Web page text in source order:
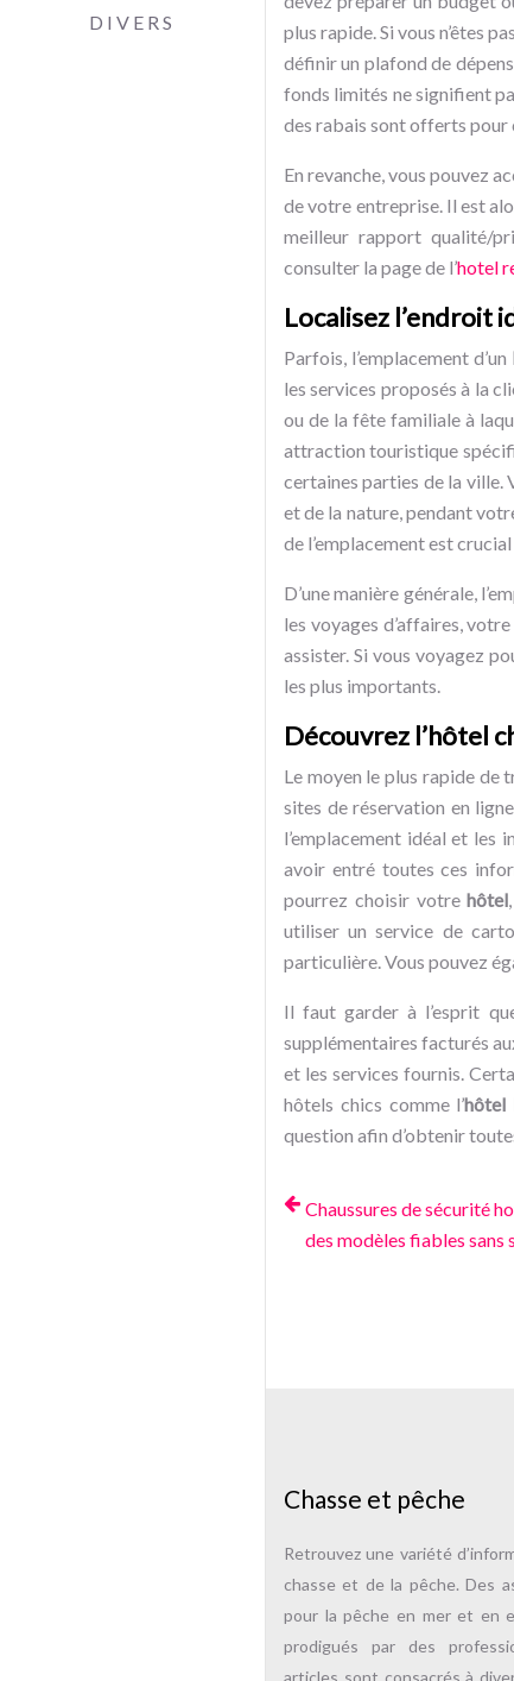
DIVERS
plus rapide. Si vous n’êtes
définir un plafond de
fonds limités ne signifient
des rabais sont offerts
En revanche, vous pouvez
de votre entreprise. Il est
meilleur rapport qualité/
consulter la page de l’hotel
Localisez l’endroit
Parfois, l’emplacement d’un
les services proposés à la
ou de la fête familiale à
attraction touristique
certaines parties de la ville.
et de la nature, pendant
de l’emplacement est
D’une manière générale,
les voyages d’affaires,
assister. Si vous voyagez
les plus importants.
Découvrez l’hôtel
Le moyen le plus rapide de
sites de réservation en
l’emplacement idéal et les
avoir entré toutes ces
pourrez choisir votrehôtel
utiliser un service de
particulière. Vous pouvez
Il faut garder à l’esprit
supplémentaires facturés
et les services fournis.
hôtels chics comme l’hôtel
question afin d’obtenir
Chaussures de sécurité
des modèles fiables sans
Chasse et pêche
Retrouvez une variété
chasse et de la pêche. Des
pour la pêche en mer et en
prodigués par des
articles sont consacrés à